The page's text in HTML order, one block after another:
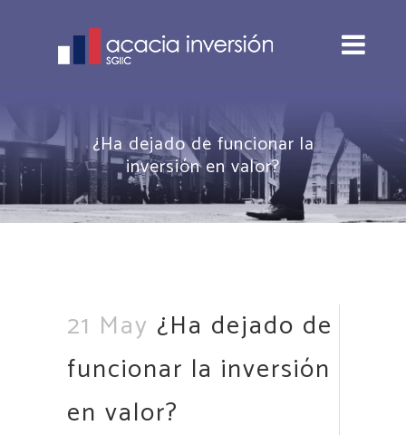
¿Ha dejado de funcionar la
inversión en valor?
21 May ¿Ha dejado de
funcionar la inversión
en valor?